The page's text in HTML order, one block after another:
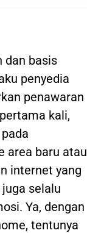
dan basis
penyedia
penawaran
kali,
area baru atau
internet yang
selalu
Ya, dengan
tentunya